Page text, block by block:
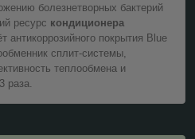
болезнетворных бактерий
ресурс кондиционера
антикоррозийного покрытия Blue
сплит-системы,
теплообмена и
раза.